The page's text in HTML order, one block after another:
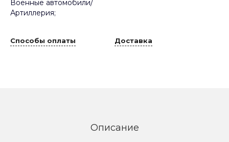
Военные автомобили/
Артиллерия;
Способы оплаты Доставка
Описание